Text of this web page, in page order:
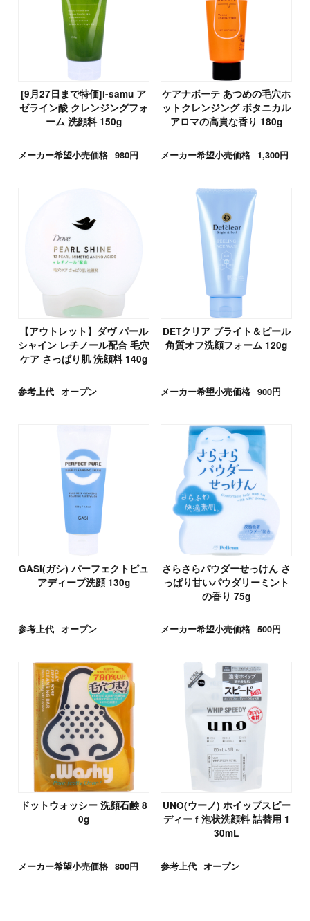
[9月27日まで特価]i-samu ア
ゼライン酸 クレンジングフォ
ーム 洗顔料 150g
メーカー希望小売価格 980円
ケアナボーテ あつめの毛穴ホ
ットクレンジング ボタニカル
アロマの高貴な香り 180g
メーカー希望小売価格 1,300円
【アウトレット】ダヴ パール
シャイン レチノール配合 毛穴
ケア さっぱり肌 洗顔料 140g
参考上代 オープン
DETクリア ブライト＆ピール
角質オフ洗顔フォーム 120g
メーカー希望小売価格 900円
GASI(ガシ) パーフェクトピュ
アディープ洗顔 130g
参考上代 オープン
さらさらパウダーせっけん さ
っぱり甘いパウダリーミント
の香り 75g
メーカー希望小売価格 500円
ドットウォッシー 洗顔石鹸 8
0g
メーカー希望小売価格 800円
UNO(ウーノ) ホイップスピー
ディー f 泡状洗顔料 詰替用 1
30mL
参考上代 オープン